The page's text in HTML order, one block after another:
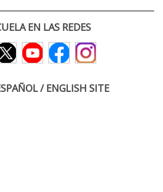
EN LAS REDES
/ ENGLISH SITE